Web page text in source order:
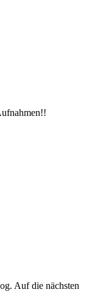
Auf die nächsten